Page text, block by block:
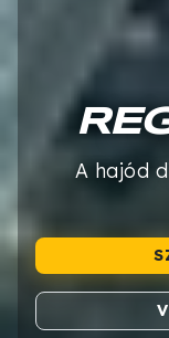
A hajód